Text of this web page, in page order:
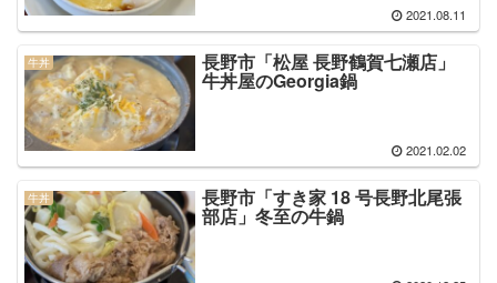
2021.08.11
牛丼 長野市「松屋 長野鶴賀七瀬店」
牛丼屋のGeorgia鍋
2021.02.02
牛丼 長野市「すき家 18 号長野北尾張
部店」冬至の牛鍋